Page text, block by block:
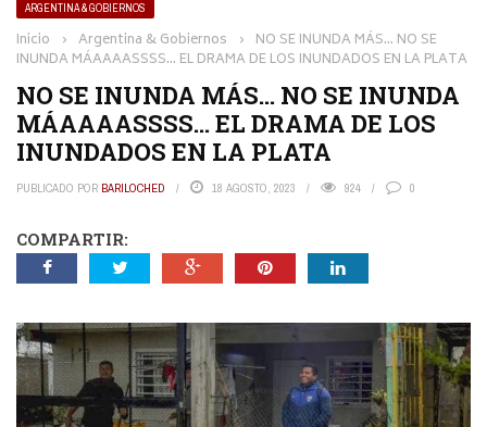
ARGENTINA & GOBIERNOS
Inicio › Argentina & Gobiernos › NO SE INUNDA MÁS… NO SE
INUNDA MÁAAAASSSS… EL DRAMA DE LOS INUNDADOS EN LA PLATA
NO SE INUNDA MÁS… NO SE INUNDA
MÁAAAASSSS… EL DRAMA DE LOS
INUNDADOS EN LA PLATA
PUBLICADO POR BARILOCHED 18 AGOSTO, 2023 924 0
COMPARTIR: